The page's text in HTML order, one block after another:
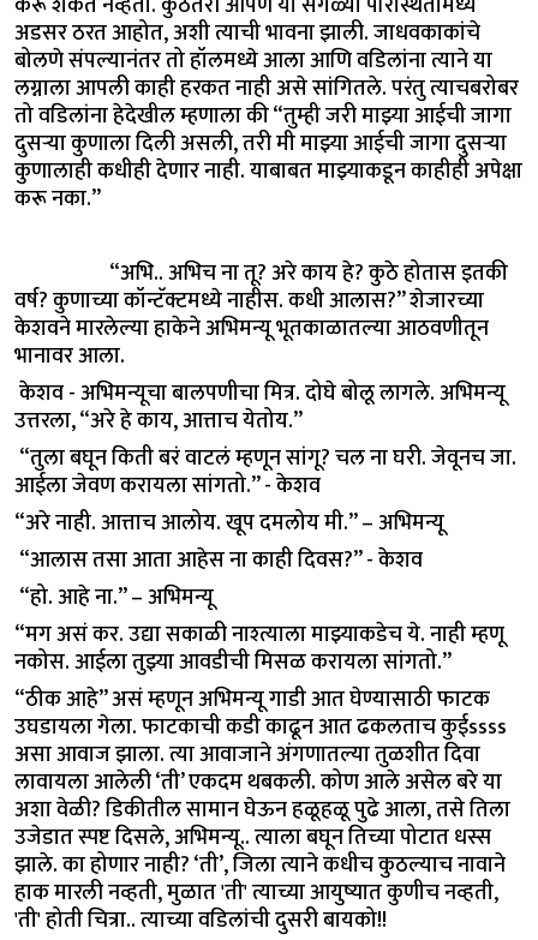
अडसर ठरत आहोत, अशी त्याची भावना झाली. जाधवकाकांचे
बोलणे संपल्यानंतर तो हॉलमध्ये आला आणि वडिलांना त्याने या
लग्नाला आपली काही हरकत नाही असे सांगितले. परंतु त्याचबरोबर
तो वडिलांना हेदेखील म्हणाला की “तुम्ही जरी माझ्या आईची जागा
दुसऱ्या कुणाला दिली असली, तरी मी माझ्या आईची जागा दुसऱ्या
कुणालाही कधीही देणार नाही. याबाबत माझ्याकडून काहीही अपेक्षा
करू नका.”
“अभि.. अभिच ना तू? अरे काय हे? कुठे होतास इतकी
वर्ष? कुणाच्या कॉन्टॅक्टमध्ये नाहीस. कधी आलास?” शेजारच्या
केशवने मारलेल्या हाकेने अभिमन्यू भूतकाळातल्या आठवणीतून
भानावर आला.
केशव - अभिमन्यूचा बालपणीचा मित्र. दोघे बोलू लागले. अभिमन्यू
उत्तरला, “अरे हे काय, आत्ताच येतोय.”
“तुला बघून किती बरं वाटलं म्हणून सांगू? चल ना घरी. जेवूनच जा.
आईला जेवण करायला सांगतो.” - केशव
“अरे नाही. आत्ताच आलोय. खूप दमलोय मी.” – अभिमन्यू
“आलास तसा आता आहेस ना काही दिवस?” - केशव
“हो. आहे ना.” – अभिमन्यू
“मग असं कर. उद्या सकाळी नाश्त्याला माझ्याकडेच ये. नाही म्हणू
नकोस. आईला तुझ्या आवडीची मिसळ करायला सांगतो.”
“ठीक आहे” असं म्हणून अभिमन्यू गाडी आत घेण्यासाठी फाटक
उघडायला गेला. फाटकाची कडी काढून आत ढकलताच कुईssss
असा आवाज झाला. त्या आवाजाने अंगणातल्या तुळशीत दिवा
लावायला आलेली ‘ती’ एकदम थबकली. कोण आले असेल बरे या
अशा वेळी? डिकीतील सामान घेऊन हळूहळू पुढे आला, तसे तिला
उजेडात स्पष्ट दिसले, अभिमन्यू.. त्याला बघून तिच्या पोटात धस्स
झाले. का होणार नाही? ‘ती’, जिला त्याने कधीच कुठल्याच नावाने
हाक मारली नव्हती, मुळात 'ती' त्याच्या आयुष्यात कुणीच नव्हती,
'ती' होती चित्रा.. त्याच्या वडिलांची दुसरी बायको!!